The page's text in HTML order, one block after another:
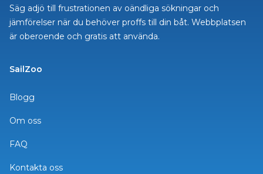
Säg adjö till frustrationen av oändliga sökningar och
jämförelser när du behöver proffs till din båt. Webbplatsen
är oberoende och gratis att använda.
SailZoo
Blogg
Om oss
FAQ
Kontakta oss